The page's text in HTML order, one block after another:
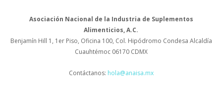
Asociación Nacional de la Industria de Suplementos
Alimenticios, A.C.
Benjamín Hill 1, 1er Piso, Oficina 100, Col. Hipódromo Condesa Alcaldía
Cuauhtémoc 06170 CDMX
Contáctanos: hola@anaisa.mx